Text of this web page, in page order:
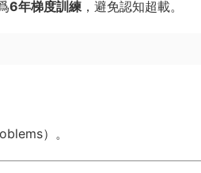
6年梯度訓練，避免認知超載。
）。